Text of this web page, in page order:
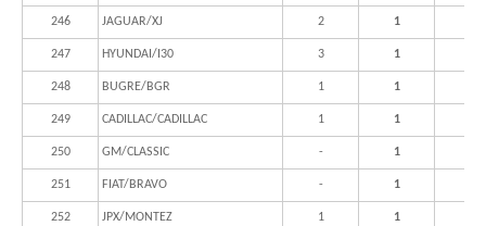
246 JAGUAR/XJ 2 1
247 HYUNDAI/I30 3 1
248 BUGRE/BGR 1 1
249 CADILLAC/CADILLAC 1 1
250 GM/CLASSIC - 1
251 FIAT/BRAVO - 1
252 JPX/MONTEZ 1 1